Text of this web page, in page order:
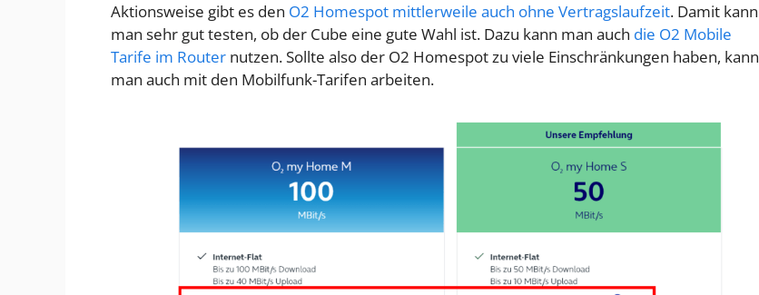
Aktionsweise gibt es den O2 Homespot mittlerweile auch ohne Vertragslaufzeit. Damit kann
man sehr gut testen, ob der Cube eine gute Wahl ist. Dazu kann man auch die O2 Mobile
Tarife im Router nutzen. Sollte also der O2 Homespot zu viele Einschränkungen haben, kann
man auch mit den Mobilfunk-Tarifen arbeiten.